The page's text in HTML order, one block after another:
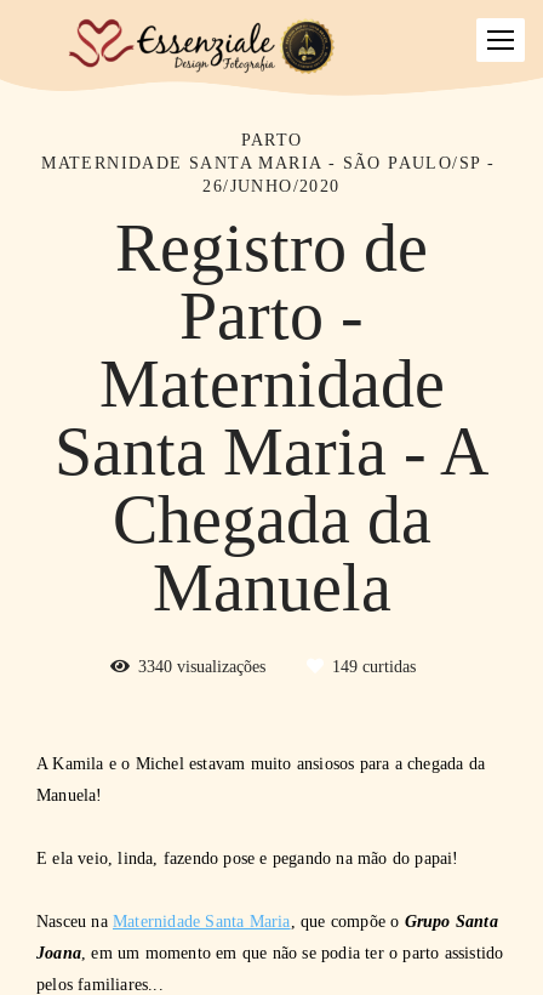
PARTO
MATERNIDADE SANTA MARIA - SÃO PAULO/SP
26/JUNHO/2020
Registro de
Parto -
Maternidade
Santa Maria - A
Chegada da
Manuela
3340visualizações 149curtidas
A Kamila e o Michel estavam muito ansiosos para a chegada da
Manuela!
E ela veio, linda, fazendo pose e pegando na mão do papai!
Nasceu na Maternidade Santa Maria , que compõe o Grupo Santa
Joana , em um momento em que não se podia ter o parto assistido
pelos familiares...